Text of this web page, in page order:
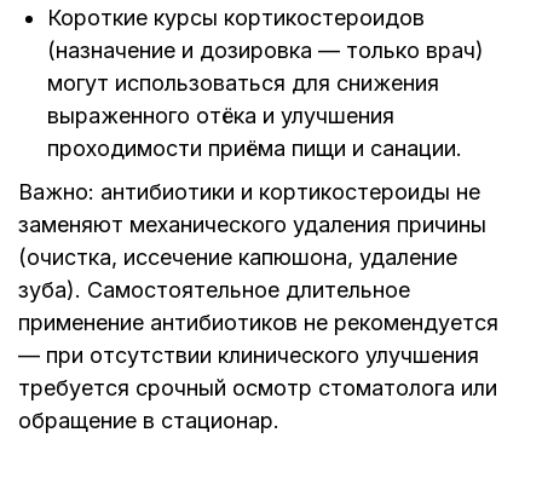
Короткие курсы кортикостероидов
(назначение и дозировка — только врач)
могут использоваться для снижения
выраженного отёка и улучшения
проходимости приёма пищи и санации.
Важно: антибиотики и кортикостероиды не
заменяют механического удаления причины
(очистка, иссечение капюшона, удаление
зуба). Самостоятельное длительное
применение антибиотиков не рекомендуется
— при отсутствии клинического улучшения
требуется срочный осмотр стоматолога или
обращение в стационар.